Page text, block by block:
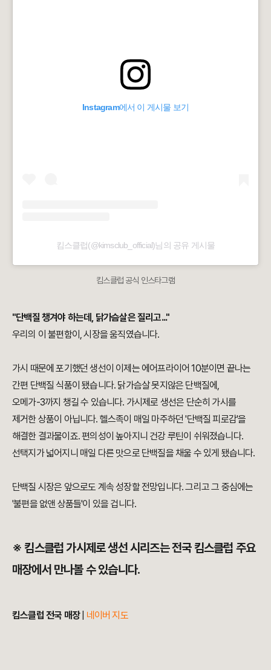
Instagram에서 이 게시물 보기
킴스클럽(@kimsclub_official)님의 공유 게시물
킴스클럽 공식 인스타그램
"단백질 챙겨야 하는데, 닭가슴살은 질리고..."
우리의 이 불편함이, 시장을 움직였습니다.
가시 때문에 포기했던 생선이 이제는 에어프라이어 10분이면 끝나는
간편 단백질 식품이 됐습니다. 닭가슴살 못지않은 단백질에,
오메가-3까지 챙길 수 있습니다. 가시제로 생선은 단순히 가시를
제거한 상품이 아닙니다. 헬스족이 매일 마주하던 '단백질 피로감'을
해결한 결과물이죠. 편의성이 높아지니 건강 루틴이 쉬워졌습니다.
선택지가 넓어지니 매일 다른 맛으로 단백질을 채울 수 있게 됐습니다.
단백질 시장은 앞으로도 계속 성장할 전망입니다. 그리고 그 중심에는
'불편을 없앤 상품들'이 있을 겁니다.
※ 킴스클럽 가시제로 생선 시리즈는 전국 킴스클럽 주요
매장에서 만나볼 수 있습니다.
킴스클럽 전국 매장 네이버 지도